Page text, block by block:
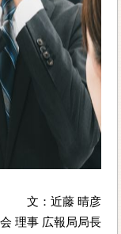
文：近藤 晴彦
理事 広報局局長